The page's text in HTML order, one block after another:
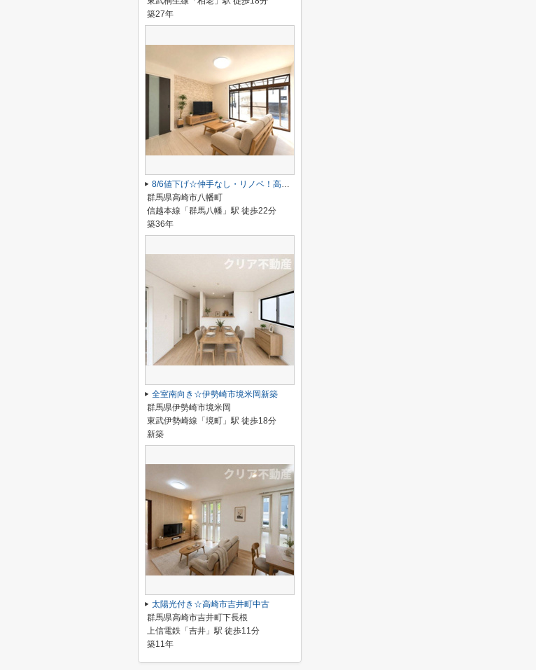
築27年
8/6値下げ☆仲手なし・リノベ！高崎市八幡町平屋
群馬県高崎市八幡町
信越本線「群馬八幡」駅 徒歩22分
築36年
全室南向き☆伊勢崎市境米岡新築
群馬県伊勢崎市境米岡
東武伊勢崎線「境町」駅 徒歩18分
新築
太陽光付き☆高崎市吉井町中古
群馬県高崎市吉井町下長根
上信電鉄「吉井」駅 徒歩11分
築11年